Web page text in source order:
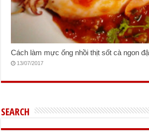
Cách làm mực ống nhồi thịt sốt cà ngon
13/07/2017
SEARCH